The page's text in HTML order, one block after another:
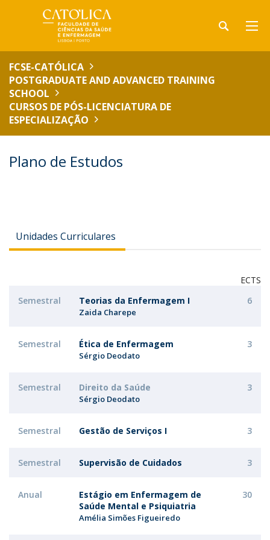
FCSE-CATÓLICA
POSTGRADUATE AND ADVANCED TRAINING
SCHOOL
CURSOS DE PÓS-LICENCIATURA DE
ESPECIALIZAÇÃO
Plano de Estudos
Unidades Curriculares
ECTS
Semestral
Teorias da Enfermagem I
Zaida Charepe
6
Semestral Ética de Enfermagem
Sérgio Deodato
3
Semestral Direito da Saúde
Sérgio Deodato
3
Semestral Gestão de Serviços I 3
Semestral Supervisão de Cuidados 3
Anual
Estágio em Enfermagem de
Saúde Mental e Psiquiatria
Amélia Simões Figueiredo
30